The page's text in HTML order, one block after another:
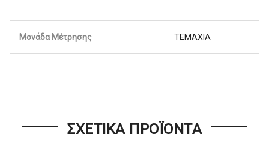
Μονάδα Μέτρησης ΤΕΜΑΧΙΑ
ΣΧΕΤΙΚΆ ΠΡΟΪΌΝΤΑ